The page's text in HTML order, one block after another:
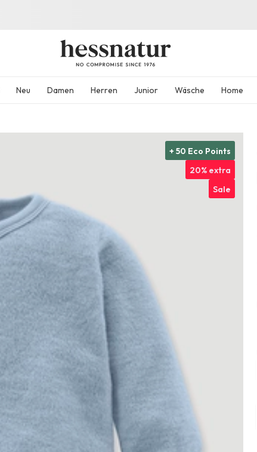
Neu Damen Herren Junior Wäsche Home
+ 50 Eco Points
20% extra
Sale